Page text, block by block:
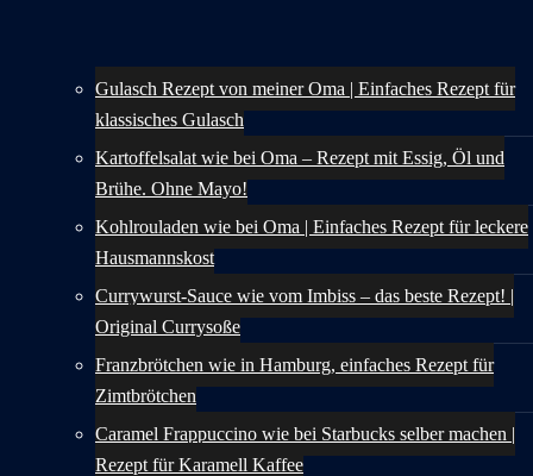
Gulasch Rezept von meiner Oma | Einfaches Rezept für
klassisches Gulasch
Kartoffelsalat wie bei Oma – Rezept mit Essig, Öl und
Brühe. Ohne Mayo!
Kohlrouladen wie bei Oma | Einfaches Rezept für leckere
Hausmannskost
Currywurst-Sauce wie vom Imbiss – das beste Rezept! |
Original Currysoße
Franzbrötchen wie in Hamburg, einfaches Rezept für
Zimtbrötchen
Caramel Frappuccino wie bei Starbucks selber machen |
Rezept für Karamell Kaffee